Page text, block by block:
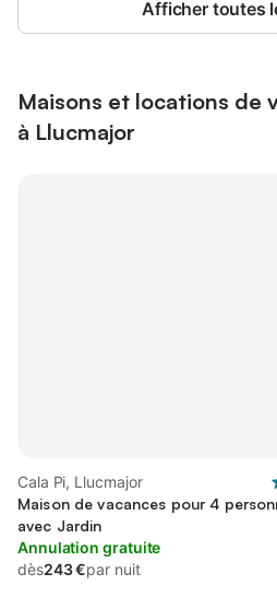
Afficher toutes
Maisons et locations de
à Llucmajor
Cala Pi, Llucmajor
Maison de vacances pour 4
avec Jardin
Annulation gratuite
dès243 €par nuit